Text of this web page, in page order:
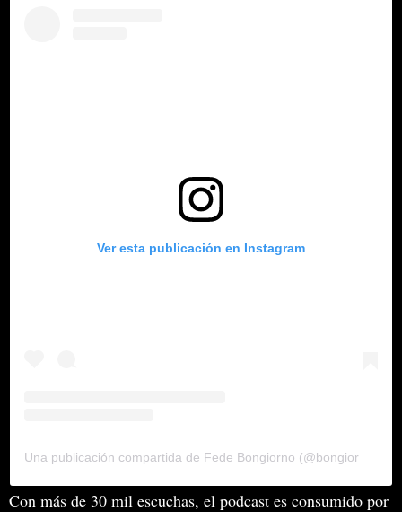
Ver esta publicación en Instagram
Con más de 30 mil escuchas, el podcast es consumido por